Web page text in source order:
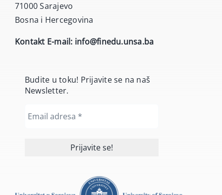
71000 Sarajevo
Bosna i Hercegovina
Kontakt E-mail: info@finedu.unsa.ba
Budite u toku! Prijavite se na naš
Newsletter.